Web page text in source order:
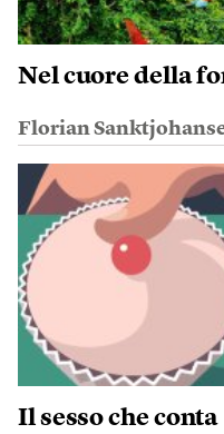
Nel cuore della
Florian
Il sesso che conta